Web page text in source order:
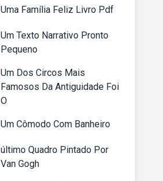
Uma Família Feliz Livro Pdf
Um Texto Narrativo Pronto
Pequeno
Um Dos Circos Mais
Famosos Da Antiguidade Foi
O
Um Cômodo Com Banheiro
último Quadro Pintado Por
Van Gogh